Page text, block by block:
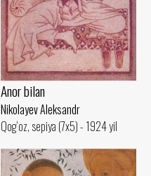
Anor bilan
Nikolayev Aleksandr
Qog‘oz, sepiya (7x5) - 1924 yil